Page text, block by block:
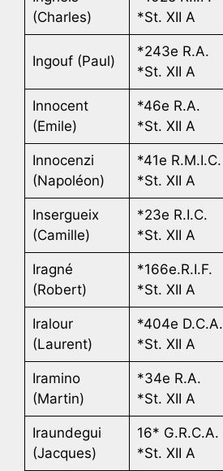
(Charles)
*St. XII A
Ingouf (Paul)
*243e R.A.
*St. XII A
Innocent
(Emile)
*46e R.A.
*St. XII A
Innocenzi
(Napoléon)
*41e R.M.I.C.
*St. XII A
Insergueix
(Camille)
*23e R.I.C.
*St. XII A
Iragné
(Robert)
*166e.R.I.F.
*St. XII A
Iralour
(Laurent)
*404e D.C.A.
*St. XII A
Iramino
(Martin)
*34e R.A.
*St. XII A
Iraundegui
(Jacques)
16* G.R.C.A.
*St. XII A